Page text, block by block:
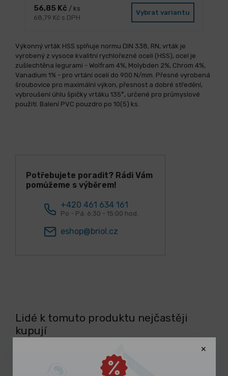
56,85 Kč / ks
68,79 Kč s DPH
Vybrat variantu
Výkonný vrták HSS splňuje normu DIN 338, RN, vrták je
vyrobený z vysoce kvalitní rychlořezné oceli (HSS), ocel je
zušlechtěna legurami - Wolfram 4%, Molybden 2%, Chrom 4%,
Vanadium 1% - pro vrtání ocelí do 900 N/mm. Přesné vyrobená
šroubovice pro maximální výkon, přesnost a dobré středění,
vybroušení úhlu špičky vrtáku 135°, určené pro průmyslové
použití. Balení PVC pouzdro po 10(5) ks.
Potřebujete poradit? Rádi Vám
pomůžeme s výběrem!
+420 461 634 161
Po - Pá: 6:30 - 15:00 hod.
eshop@briol.cz
Lidé k tomuto produktu nejčastěji
kupují